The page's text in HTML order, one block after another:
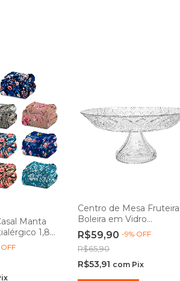
Manta
1,80
Camesa
OFF
Centro de Mesa Fruteira
Boleira em Vidro
Transparente Málaga
30cm - Lehaví
R$59,90 -9% OFF
R$65,90
R$53,91 com Pix